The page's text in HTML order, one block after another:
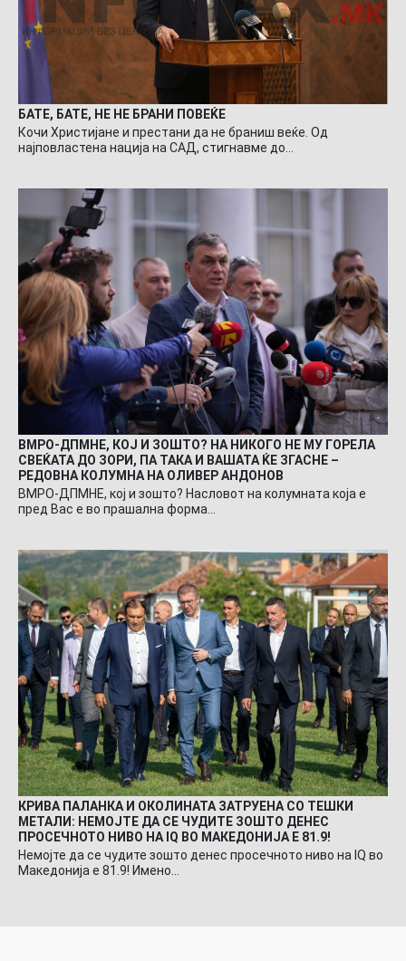
БАТЕ, БАТЕ, НЕ НЕ БРАНИ ПОВЕЌЕ
Кочи Христијане и престани да не браниш веќе. Од
најповластена нација на САД, стигнавме до…
ВМРО-ДПМНЕ, КОЈ И ЗОШТО? НА НИКОГО НЕ МУ ГОРЕЛА
СВЕЌАТА ДО ЗОРИ, ПА ТАКА И ВАШАТА ЌЕ ЗГАСНЕ –
РЕДОВНА КОЛУМНА НА ОЛИВЕР АНДОНОВ
ВМРО-ДПМНЕ, кој и зошто? Насловот на колумната која е
пред Вас е во прашална форма…
КРИВА ПАЛАНКА И ОКОЛИНАТА ЗАТРУЕНА СО ТЕШКИ
МЕТАЛИ: НЕМОЈТЕ ДА СЕ ЧУДИТЕ ЗОШТО ДЕНЕС
ПРОСЕЧНОТО НИВО НА IQ ВО МАКЕДОНИЈА Е 81.9!
Немојте да се чудите зошто денес просечното ниво на IQ во
Македонија е 81.9! Имено…